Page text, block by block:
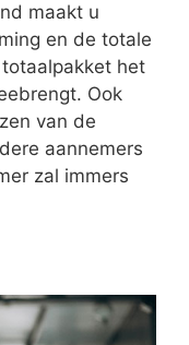
maakt u
en de totale
het
Ook
van de
aannemers
zal immers